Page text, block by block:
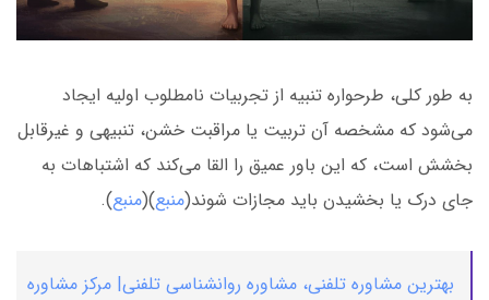
به طور کلی، طرحواره تنبیه از تجربیات نامطلوب اولیه ایجاد
می‌شود که مشخصه آن تربیت یا مراقبت خشن، تنبیهی و غیرقابل
بخشش است، که این باور عمیق را القا می‌کند که اشتباهات به
جای درک یا بخشیدن باید مجازات شوند(منبع)(منبع).
بهترین مشاوره تلفنی، مشاوره روانشناسی تلفنی| مرکز مشاوره